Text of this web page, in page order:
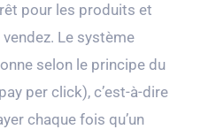
pour les produits et
Le système
selon le principe du
per click), c’est-à-dire
chaque fois qu’un